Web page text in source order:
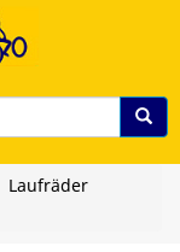
Laufräder